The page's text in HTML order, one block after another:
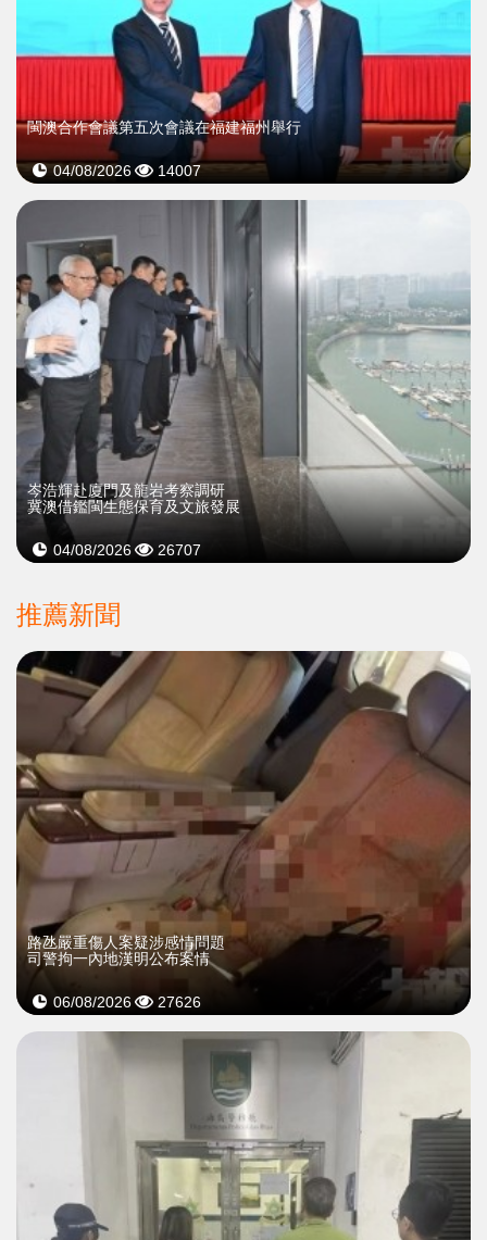
閩澳合作會議第五次會議在福建福州舉行
04/08/2026 14007
岑浩輝赴廈門及龍岩考察調研
冀澳借鑑閩生態保育及文旅發展
04/08/2026 26707
推薦新聞
​路氹嚴重傷人案疑涉感情問題
司警拘一內地漢明公布案情
06/08/2026 27626